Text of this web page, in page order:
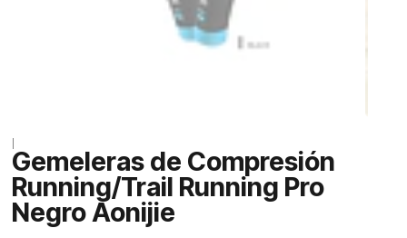
Gemeleras de Compresión
Running/Trail Running Pro
Negro Aonijie